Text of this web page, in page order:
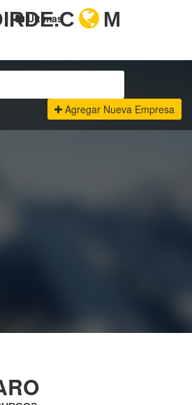
Últimas M
Agregar Nueva Empresa